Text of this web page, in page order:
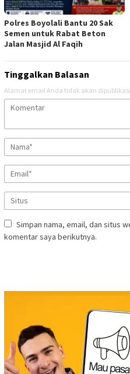
Polres Boyolali Bantu 20 Sak
Semen untuk Rabat Beton
Jalan Masjid Al Faqih
Tinggalkan Balasan
Alamat email Anda tidak akan
Simpan nama, email, dan situs
komentar saya berikutnya.